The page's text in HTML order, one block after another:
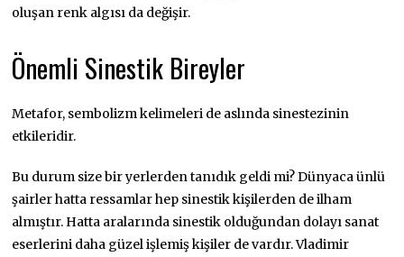
oluşan renk algısı da değişir.
Önemli Sinestik Bireyler
Metafor, sembolizm kelimeleri de aslında sinestezinin
etkileridir.
Bu durum size bir yerlerden tanıdık geldi mi? Dünyaca ünlü
şairler hatta ressamlar hep sinestik kişilerden de ilham
almıştır. Hatta aralarında sinestik olduğundan dolayı sanat
eserlerini daha güzel işlemiş kişiler de vardır. Vladimir